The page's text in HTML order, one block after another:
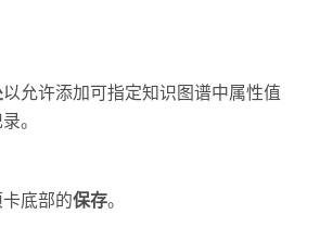
以允许添加可指定知识图谱中属性值
。
底部的保存。